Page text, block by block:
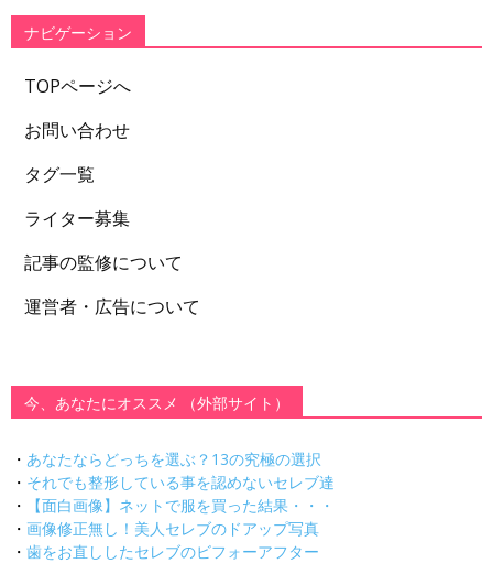
ー
ナビゲーション
TOPページへ
お問い合わせ
タグ一覧
ライター募集
記事の監修について
運営者・広告について
今、あなたにオススメ （外部サイト）
・ あなたならどっちを選ぶ？13の究極の選択
・ それでも整形している事を認めないセレブ達
・
【面白画像】ネットで服を買った結果・・・
・ 画像修正無し！美人セレブのドアップ写真
・ 歯をお直ししたセレブのビフォーアフター